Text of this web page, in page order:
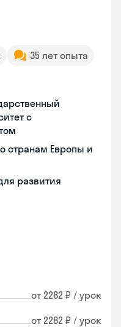
35 лет опыта
с
странам Европы и
развития
от 2282 ₽ / урок
от 2282 ₽ / урок